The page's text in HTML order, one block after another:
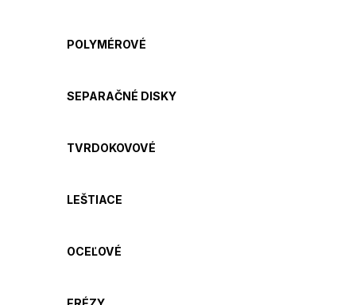
POLYMÉROVÉ
SEPARAČNÉ DISKY
TVRDOKOVOVÉ
LEŠTIACE
OCEĽOVÉ